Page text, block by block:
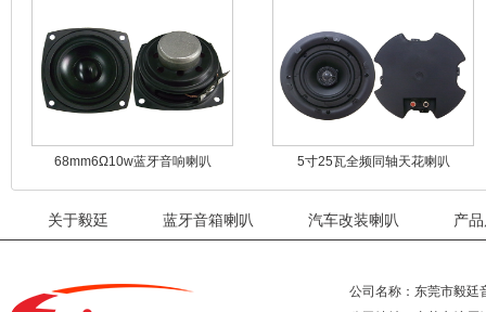
68mm6Ω10w蓝牙音响喇叭 5寸25瓦全频同轴天花喇叭
关于毅廷 蓝牙音箱喇叭 汽车改装喇叭 产
公司名称：东莞市毅廷